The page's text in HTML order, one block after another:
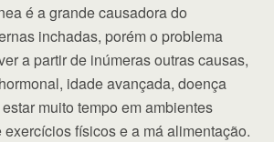
é a grande causadora do
inchadas, porém o problema
a partir de inúmeras outras causas,
idade avançada, doença
muito tempo em ambientes
físicos e a má alimentação.